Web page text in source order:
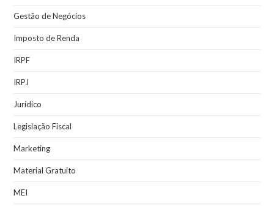
Gestão de Negócios
Imposto de Renda
IRPF
IRPJ
Jurídico
Legislação Fiscal
Marketing
Material Gratuito
MEI